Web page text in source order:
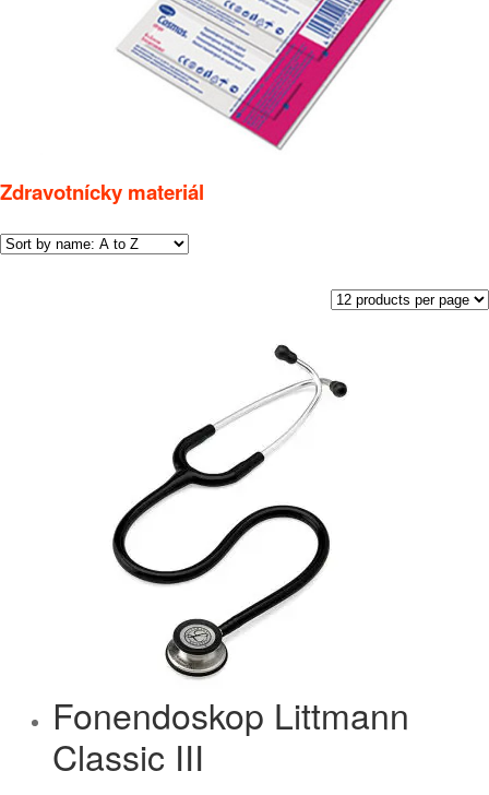
Zdravotnícky materiál
Fonendoskop Littmann
Classic III